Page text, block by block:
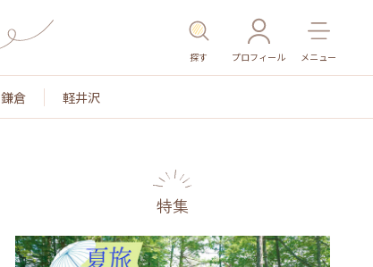
探す プロフィール メニュー
鎌倉 軽井沢
名所・旧跡 温泉・スパ その他施設 ごはん
特集